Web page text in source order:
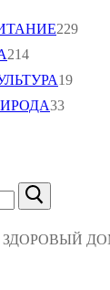
229
214
19
33
ЗДОРОВЫЙ